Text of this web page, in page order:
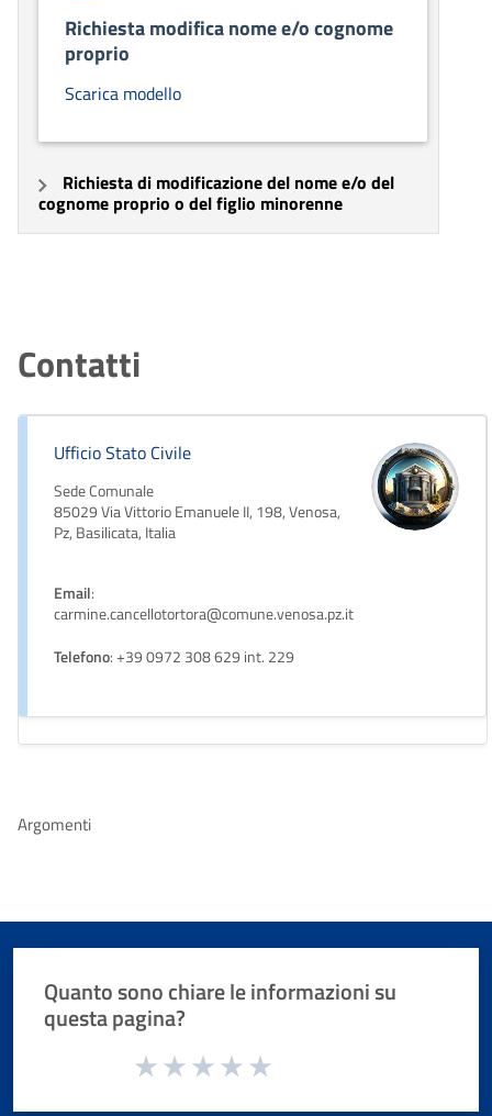
Richiesta modifica nome e/o cognome
proprio
Scarica modello
Richiesta di modificazione del nome e/o del
cognome proprio o del figlio minorenne
Contatti
Ufficio Stato Civile
Sede Comunale
85029 Via Vittorio Emanuele II, 198, Venosa,
Pz, Basilicata, Italia
Email:
carmine.cancellotortora@comune.venosa.pz.it
Telefono: +39 0972 308 629 int. 229
Argomenti
Quanto sono chiare le informazioni su
questa pagina?
Valuta da 1 a 5 stelle la pagina